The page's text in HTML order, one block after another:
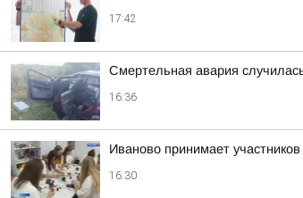
17:42
Смертельная авария
16:36
Иваново принимает
16:30